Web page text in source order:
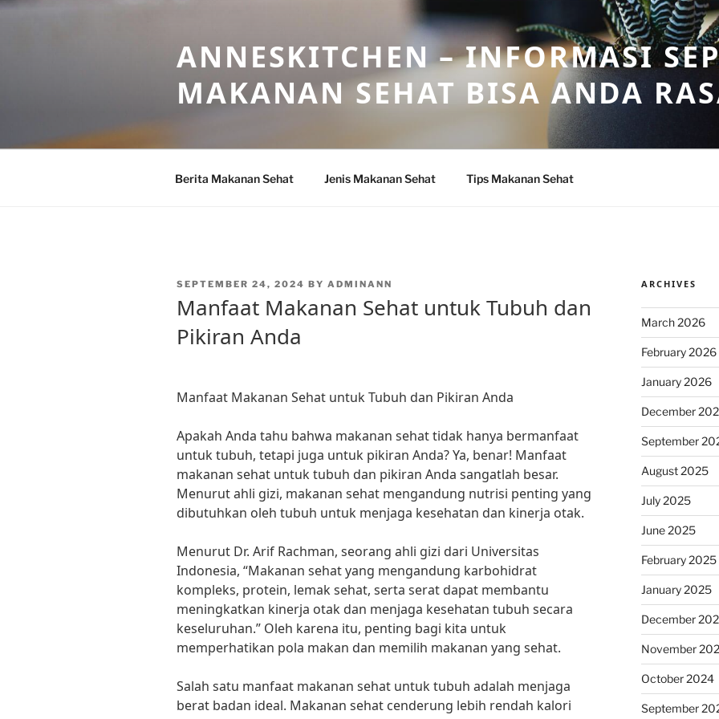
Skip
ANNESKITCHEN – INFORMASI
MAKANAN SEHAT BISA ANDA
Berita Makanan Sehat Jenis Makanan Sehat Tips Makanan Sehat
POSTED
SEPTEMBER 24, 2024 BY ADMINANN
Manfaat Makanan Sehat untuk Tubuh dan
Pikiran Anda
Manfaat Makanan Sehat untuk Tubuh dan Pikiran Anda
Apakah Anda tahu bahwa makanan sehat tidak hanya bermanfaat
untuk tubuh, tetapi juga untuk pikiran Anda? Ya, benar! Manfaat
makanan sehat untuk tubuh dan pikiran Anda sangatlah besar.
Menurut ahli gizi, makanan sehat mengandung nutrisi penting yang
dibutuhkan oleh tubuh untuk menjaga kesehatan dan kinerja otak.
Menurut Dr. Arif Rachman, seorang ahli gizi dari Universitas
Indonesia, “Makanan sehat yang mengandung karbohidrat
kompleks, protein, lemak sehat, serta serat dapat membantu
meningkatkan kinerja otak dan menjaga kesehatan tubuh secara
keseluruhan.” Oleh karena itu, penting bagi kita untuk
memperhatikan pola makan dan memilih makanan yang sehat.
Salah satu manfaat makanan sehat untuk tubuh adalah menjaga
berat badan ideal. Makanan sehat cenderung lebih rendah kalori
ARCHIVES
March 2026
February 2026
January 2026
December
September
August 2025
July 2025
June 2025
February 2025
January 2025
December
November
October 2024
September